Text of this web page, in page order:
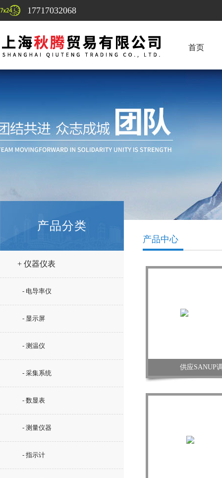
17717032068
首页
产品分类
+ 仪器仪表
- 电导率仪
- 显示屏
- 测温仪
- 采集系统
- 数显表
- 测量仪器
- 指示计
产品中心
供应SANUP